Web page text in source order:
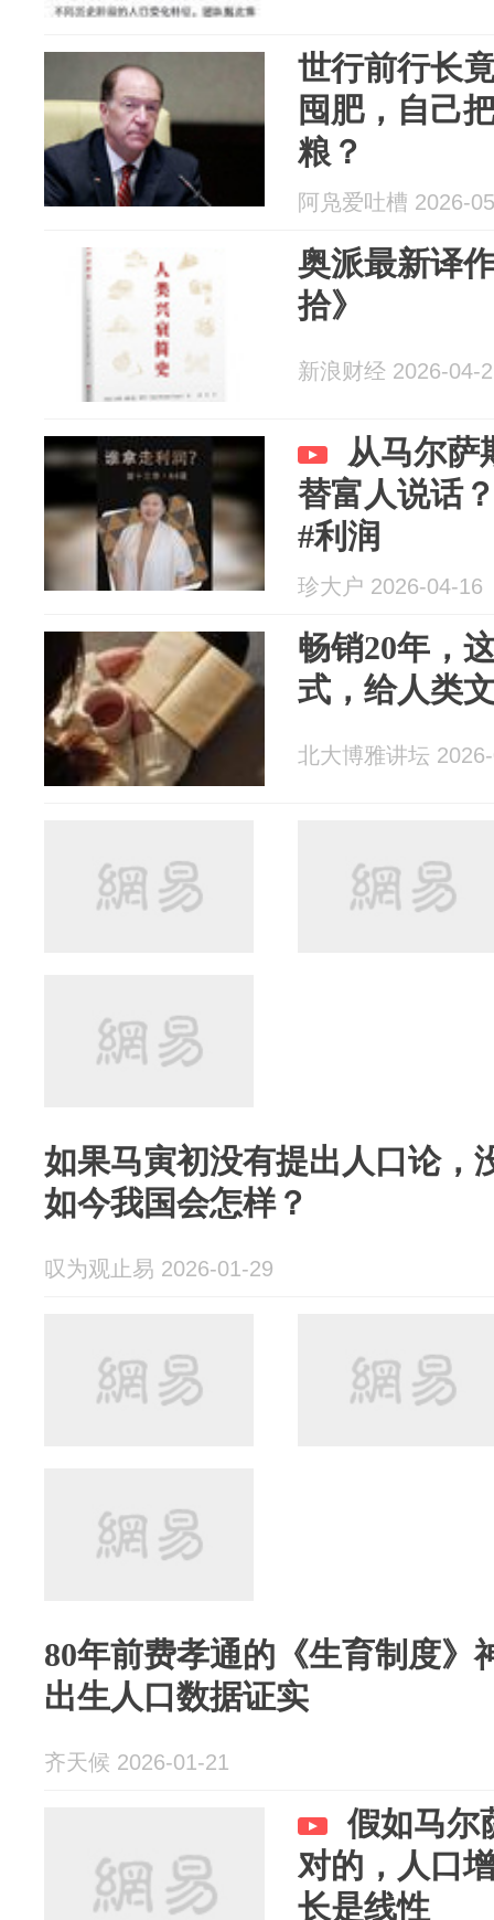
世行前行长
囤肥，自己
粮？
阿凫爱吐槽 2026-
奥派最新译
拾》
新浪财经 2026-04-
从马尔萨
替富人说话
#利润
珍大户 2026-04-16
畅销20年，
式，给人类
北大博雅讲坛
如果马寅初没有提出人口论，
如今我国会怎样？
叹为观止易 2026-01-29
80年前费孝通的《生育制度》
出生人口数据证实
齐天候 2026-01-21
假如马尔
对的，人口
长是线性